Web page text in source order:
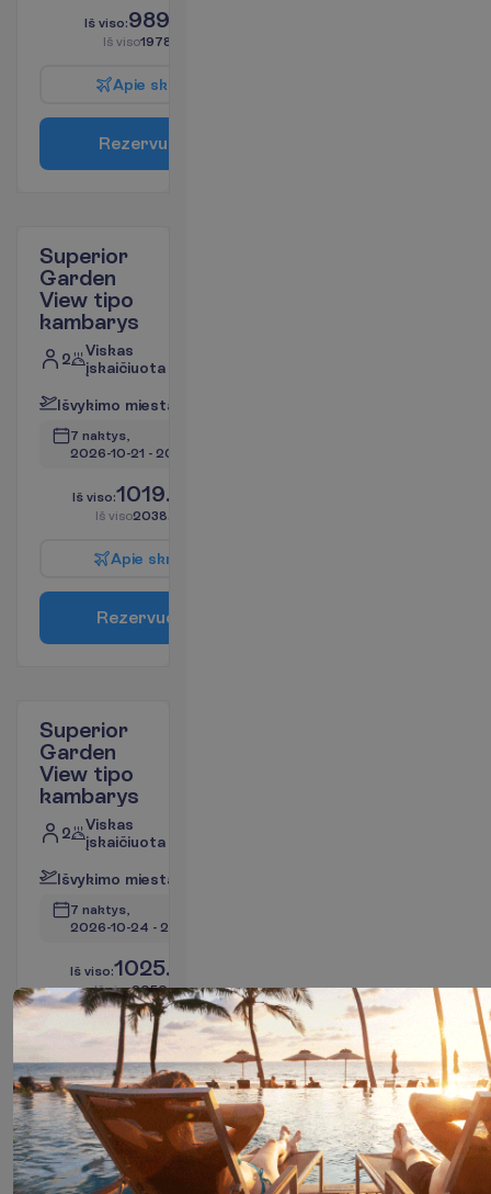
Iš viso:989.00
Iš viso1978.00
Apie sk
Rezervu
Superior
Garden
View tipo
kambarys
2
Viskas
įskaičiuota
Išvykimo miesta
7 naktys,
2026-10-21 - 2026-10-28
Iš viso:1019.00
Iš viso2038.00
Apie skr
Rezervuo
Superior
Garden
View tipo
kambarys
2
Viskas
įskaičiuota
Išvykimo miesta
7 naktys,
2026-10-24 - 2026-10-31
Iš viso:1025.00
Iš viso2050.00€/grupei
Apie skrydį
Rezervuoti